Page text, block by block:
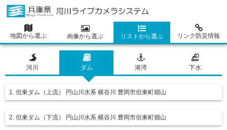
地図から選ぶ 画像から選ぶ リストから選ぶ リンク防災情報
河川 ダム 港湾 下水
1. 但東ダム（上流） 円山川水系 横谷川 豊岡市但東町畑山
2. 但東ダム（下流） 円山川水系 横谷川 豊岡市但東町畑山